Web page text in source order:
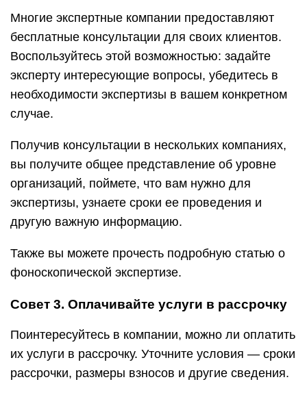
Многие экспертные компании предоставляют
бесплатные консультации для своих клиентов.
Воспользуйтесь этой возможностью: задайте
эксперту интересующие вопросы, убедитесь в
необходимости экспертизы в вашем конкретном
случае.
Получив консультации в нескольких компаниях,
вы получите общее представление об уровне
организаций, поймете, что вам нужно для
экспертизы, узнаете сроки ее проведения и
другую важную информацию.
Также вы можете прочесть подробную статью о
фоноскопической экспертизе.
Совет 3. Оплачивайте услуги в рассрочку
Поинтересуйтесь в компании, можно ли оплатить
их услуги в рассрочку. Уточните условия — сроки
рассрочки, размеры взносов и другие сведения.